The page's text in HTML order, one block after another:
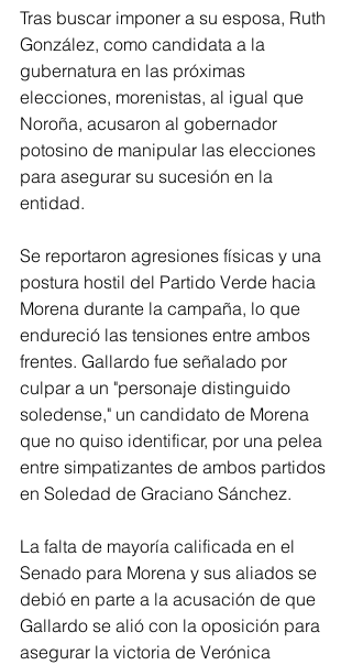
Tras buscar imponer a su esposa, Ruth
González, como candidata a la
gubernatura en las próximas
elecciones, morenistas, al igual que
Noroña, acusaron al gobernador
potosino de manipular las elecciones
para asegurar su sucesión en la
entidad.
Se reportaron agresiones físicas y una
postura hostil del Partido Verde hacia
Morena durante la campaña, lo que
endureció las tensiones entre ambos
frentes. Gallardo fue señalado por
culpar a un "personaje distinguido
soledense," un candidato de Morena
que no quiso identificar, por una pelea
entre simpatizantes de ambos partidos
en Soledad de Graciano Sánchez.
La falta de mayoría calificada en el
Senado para Morena y sus aliados se
debió en parte a la acusación de que
Gallardo se alió con la oposición para
asegurar la victoria de Verónica